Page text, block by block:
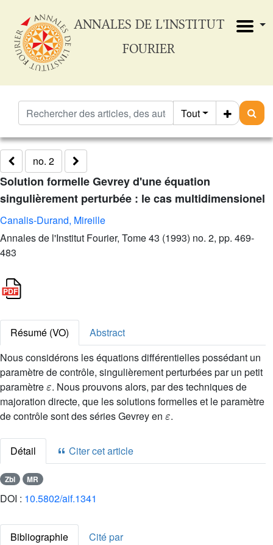
ANNALES DE L'INSTITUT
FOURIER
Tout
no. 2
Solution formelle Gevrey d'une équation
singulièrement perturbée : le cas multidimensionel
Canalis-Durand, Mireille
Annales de l'Institut Fourier, Tome 43 (1993) no. 2, pp. 469-
483
Résumé (VO)
Abstract
Nous considérons les équations différentielles possédant un
paramètre de contrôle, singulièrement perturbées par un petit
paramètre
ε
. Nous prouvons alors, par des techniques de
majoration directe, que les solutions formelles et le paramètre
de contrôle sont des séries Gevrey en
ε
.
Détail Citer cet article
Zbl MR
DOI : 10.5802/aif.1341
Bibliographie
Cité par